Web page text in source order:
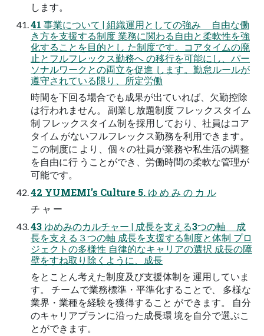
します。
41 事業について | 組織運用としての強み 自由な働
き方を支援する制度 業務に関わる自由と柔軟性を強
化することを目的とし た制度です。コアタイムの廃
止とフルフレックス勤務へ の移行を可能にし、パー
ソナルワークとの両立を促進 します。勤怠ルールが
遵守されている限り、所定労働
時間を下回る場合でも成果が出ていれば、欠勤控除
は行われません。 副業し放題制度 フレックスタイム
制 フレックスタイム制を採用しており、社員はコア
タイム がないフルフレックス勤務を利用できます。
この制度に より、個々の社員が業務や私生活の調整
を自由に行 うことができ、労働時間の柔軟な管理が
可能です。
42 YUMEMI’s Culture 5. ゆ め み の カ ル
チ ャ ー
43 ゆめみのカルチャー | 成長を支える3つの軸 成
長を支える３つの軸 成長を支援する制度と体制 プロ
ジェクトの多様性 自律的なキャリアの選択 成長の障
壁をすね取り除くように、成長
をとことん考えた制度及び支援体制を 運用していま
す。 チームで業務標準・平準化することで、 多様な
業界・業種を経験を獲得すること ができます。 自分
のキャリアプランに沿った成長環 境を自分で選ぶこ
とができます。